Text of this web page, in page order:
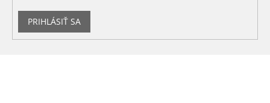
PRIHLÁSIŤ SA